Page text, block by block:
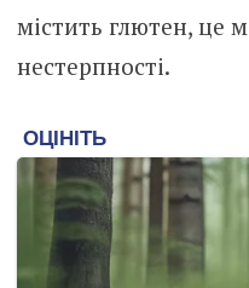
містить глютен, це
нестерпності.